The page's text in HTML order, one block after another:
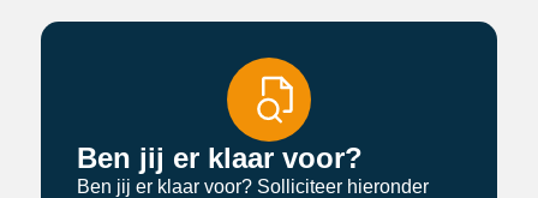
Ben jij er klaar voor?
Ben jij er klaar voor? Solliciteer hieronder